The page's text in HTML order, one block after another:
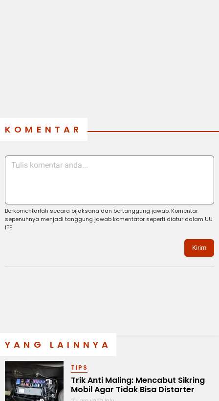
KOMENTAR
Berkomentarlah secara bijaksana dan bertanggung jawab. Komentar
sepenuhnya menjadi tanggung jawab komentator seperti diatur dalam UU
ITE
Kirim
YANG LAINNYA
TIPS
Trik Anti Maling: Mencabut Sikring
Mobil Agar Tidak Bisa Distarter